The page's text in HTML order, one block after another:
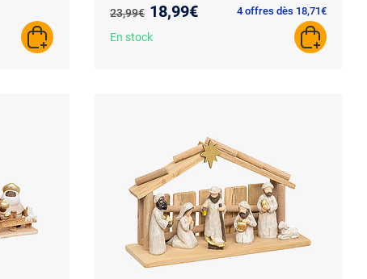
AJOUTER AU PANIER
pommes de pin - Diamètre 32 cm - Vert,
Blanc et Marron - Design
Ancien prix :
23,99€ Nouveau prix :
18,99€ 4 offres dès 18,71€
En stock
AJOUTER